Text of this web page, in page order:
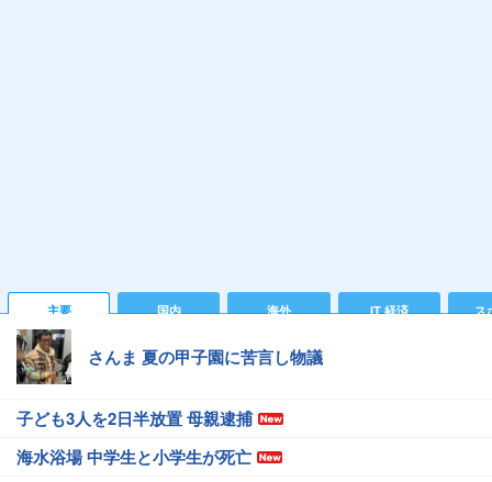
主要 国内 海外 IT 経済 ス
さんま 夏の甲子園に苦言し物議
子ども3人を2日半放置 母親逮捕
海水浴場 中学生と小学生が死亡